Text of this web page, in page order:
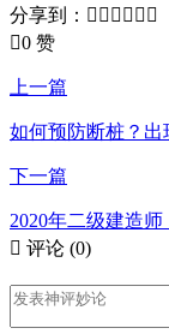
分享到：      
0 赞
上一篇
如何预防断桩？出
下一篇
2020年二级建造
 评论 (0)